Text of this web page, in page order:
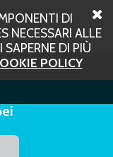
DI
NECESSARI ALLE
DI PIÙ
POLICY